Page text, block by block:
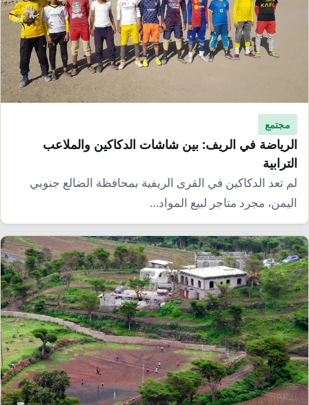
مجتمع
الرياضة في الريف: بين شاشات الدكاكين والملاعب
الترابية
لم تعد الدكاكين في القرى الريفية بمحافظة الضالع جنوبي
اليمن، مجرد متاجر لبيع المواد…